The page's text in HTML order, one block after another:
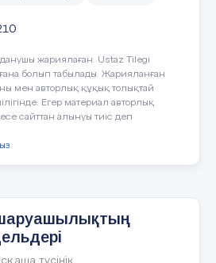
-
-
Қатысушылар саны:
жариялаған. Ustaz Tilegi
ғана болып табылады. Жарияланған
мен авторлық құқық толықтай
Егер материал авторлық
сайттан алынуы тиіс деп
шаруашылықтың